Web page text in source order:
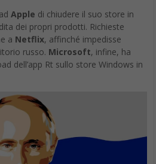
Apple di chiudere il suo store in
dei propri prodotti. Richieste
a Netflix, affinché impedisse
russo. Microsoft, infine, ha
dell’app Rt sullo store Windows in